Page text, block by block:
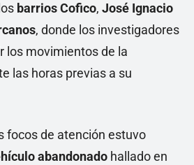
barrios Cofico, José Ignacio
, donde los investigadores
los movimientos de la
las horas previas a su
focos de atención estuvo
abandonado hallado en